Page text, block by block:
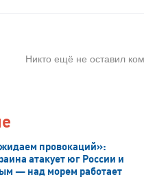
Никто ещё не оставил
провокаций»:
атакует юг России и
— над морем работает